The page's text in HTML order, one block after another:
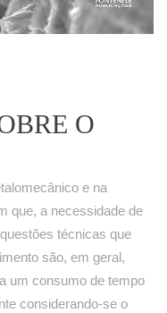
O
e na
que, a necessidade de
técnicas que
são, em geral,
um consumo de tempo
considerando-se o